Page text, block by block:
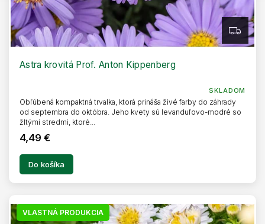
Z
A
D
Astra krovitá Prof. Anton Kippenberg
SKLADOM
4,49 €
Do košíka
Obľúbená kompaktná trvalka, ktorá prináša živé farby do záhrady
od septembra do októbra. Jeho kvety sú levanduľovo-modré so
žltými stredmi, ktoré...
VLASTNÁ PRODUKCIA